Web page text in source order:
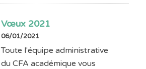
Vœux 2021
06/01/2021
Toute l'équipe administrative
du CFA académique vous